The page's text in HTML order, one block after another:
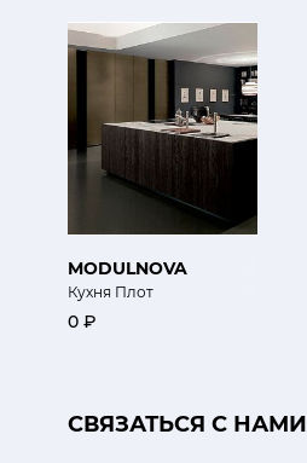
MODULNOVA
Кухня Плот
0 ₽
CВЯЗАТЬСЯ С НАМИ